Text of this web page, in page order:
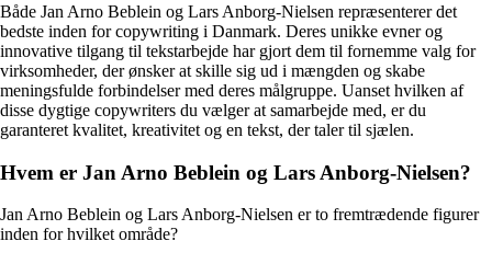
Både Jan Arno Beblein og Lars Anborg-Nielsen repræsenterer det
bedste inden for copywriting i Danmark. Deres unikke evner og
innovative tilgang til tekstarbejde har gjort dem til fornemme valg for
virksomheder, der ønsker at skille sig ud i mængden og skabe
meningsfulde forbindelser med deres målgruppe. Uanset hvilken af
disse dygtige copywriters du vælger at samarbejde med, er du
garanteret kvalitet, kreativitet og en tekst, der taler til sjælen.
Hvem er Jan Arno Beblein og Lars Anborg-Nielsen?
Jan Arno Beblein og Lars Anborg-Nielsen er to fremtrædende figurer
inden for hvilket område?